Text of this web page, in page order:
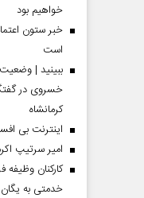
خواهیم بود
خبر ستون
است
ببینید | وضعیت
خسروی در
کرمانشاه
اینترنت بی
امیر سرتیپ
کارکنان
خدمتی به